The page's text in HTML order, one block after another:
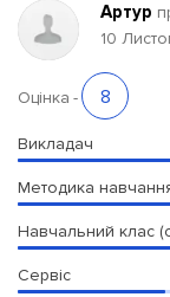
Артур
10
Оцінка - 8
Викладач
Методика
Навчальний клас
Сервіс